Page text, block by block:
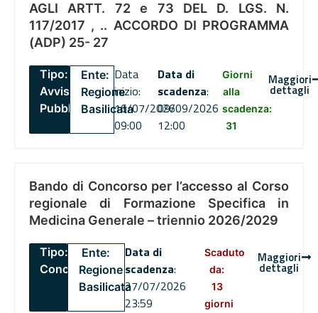
AGLI ARTT. 72 e 73 DEL D. LGS. N.
117/2017 , .. ACCORDO DI PROGRAMMA
(ADP) 25- 27
Tipo:
Avviso
Pubblico
Ente:
Regione
Basilicata
Data
inizio:
16/07/2026
09:00
Data di
scadenza:
09/09/2026
12:00
Giorni
alla
scadenza:
31
Maggiori
dettagli
Bando di Concorso per l’accesso al Corso
regionale di Formazione Specifica in
Medicina Generale – triennio 2026/2029
Tipo:
Concorsi
Ente:
Regione
Basilicata
Data di
scadenza:
27/07/2026
23:59
Scaduto
da:
13
giorni
Maggiori
dettagli